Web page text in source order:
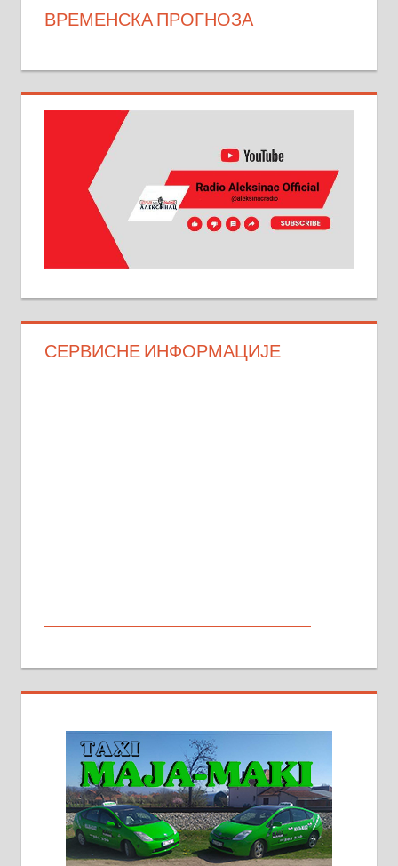
ВРЕМЕНСКА ПРОГНОЗА
СЕРВИСНЕ ИНФОРМАЦИЈЕ
стамбене целине једна уз другу.
2х150м2, две гараже, централно
грејање на гас и дрва. Две
адресе. 063/71-74-023
Издајем комплетно опремљену
халу на Житковачком путу, на